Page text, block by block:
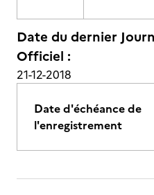
Date du dernier
Officiel :
21-12-2018
Date d'échéance de
l'enregistrement